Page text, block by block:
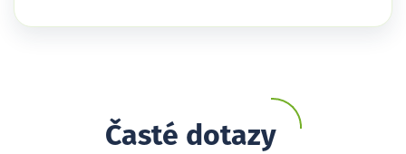
Časté dotazy